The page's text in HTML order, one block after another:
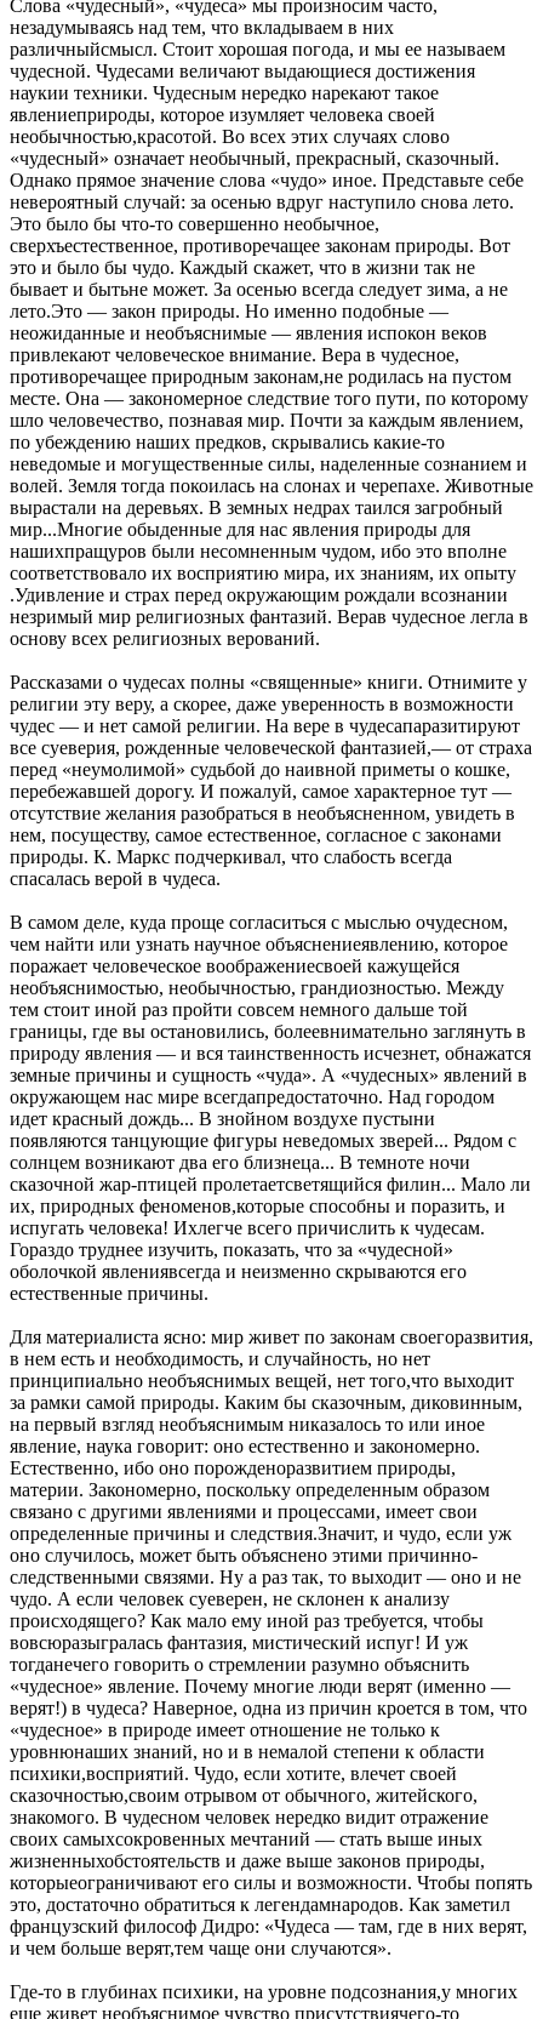
Слова «чудесный», «чудеса» мы произносим часто,
незадумываясь над тем, что вкладываем в них
различныйсмысл. Стоит хорошая погода, и мы ее называем
чудесной. Чудесами величают выдающиеся достижения
наукии техники. Чудесным нередко нарекают такое
явлениеприроды, которое изумляет человека своей
необычностью,красотой. Во всех этих случаях слово
«чудесный» означает необычный, прекрасный, сказочный.
Однако прямое значение слова «чудо» иное. Представьте себе
невероятный случай: за осенью вдруг наступило снова лето.
Это было бы что-то совершенно необычное,
сверхъестественное, противоречащее законам природы. Вот
это и было бы чудо. Каждый скажет, что в жизни так не
бывает и бытьне может. За осенью всегда следует зима, а не
лето.Это — закон природы. Но именно подобные —
неожиданные и необъяснимые — явления испокон веков
привлекают человеческое внимание. Вера в чудесное,
противоречащее природным законам,не родилась на пустом
месте. Она — закономерное следствие того пути, по которому
шло человечество, познавая мир. Почти за каждым явлением,
по убеждению наших предков, скрывались какие-то
неведомые и могущественные силы, наделенные сознанием и
волей. Земля тогда покоилась на слонах и черепахе. Животные
вырастали на деревьях. В земных недрах таился загробный
мир...Многие обыденные для нас явления природы для
нашихпращуров были несомненным чудом, ибо это вполне
соответствовало их восприятию мира, их знаниям, их опыту
.Удивление и страх перед окружающим рождали всознании
незримый мир религиозных фантазий. Верав чудесное легла в
основу всех религиозных верований.
Рассказами о чудесах полны «священные» книги. Отнимите у
религии эту веру, а скорее, даже уверенность в возможности
чудес — и нет самой религии. На вере в чудесапаразитируют
все суеверия, рожденные человеческой фантазией,— от страха
перед «неумолимой» судьбой до наивной приметы о кошке,
перебежавшей дорогу. И пожалуй, самое характерное тут —
отсутствие желания разобраться в необъясненном, увидеть в
нем, посуществу, самое естественное, согласное с законами
природы. К. Маркс подчеркивал, что слабость всегда
спасалась верой в чудеса.
В самом деле, куда проще согласиться с мыслью очудесном,
чем найти или узнать научное объяснениеявлению, которое
поражает человеческое воображениесвоей кажущейся
необъяснимостью, необычностью, грандиозностью. Между
тем стоит иной раз пройти совсем немного дальше той
границы, где вы остановились, болеевнимательно заглянуть в
природу явления — и вся таинственность исчезнет, обнажатся
земные причины и сущность «чуда». А «чудесных» явлений в
окружающем нас мире всегдапредостаточно. Над городом
идет красный дождь... В знойном воздухе пустыни
появляются танцующие фигуры неведомых зверей... Рядом с
солнцем возникают два его близнеца... В темноте ночи
сказочной жар-птицей пролетаетсветящийся филин... Мало ли
их, природных феноменов,которые способны и поразить, и
испугать человека! Ихлегче всего причислить к чудесам.
Гораздо труднее изучить, показать, что за «чудесной»
оболочкой явлениявсегда и неизменно скрываются его
естественные причины.
Для материалиста ясно: мир живет по законам своегоразвития,
в нем есть и необходимость, и случайность, но нет
принципиально необъяснимых вещей, нет того,что выходит
за рамки самой природы. Каким бы сказочным, диковинным,
на первый взгляд необъяснимым никазалось то или иное
явление, наука говорит: оно естественно и закономерно.
Естественно, ибо оно порожденоразвитием природы,
материи. Закономерно, поскольку определенным образом
связано с другими явлениями и процессами, имеет свои
определенные причины и следствия.Значит, и чудо, если уж
оно случилось, может быть объяснено этими причинно-
следственными связями. Ну а раз так, то выходит — оно и не
чудо. А если человек суеверен, не склонен к анализу
происходящего? Как мало ему иной раз требуется, чтобы
вовсюразыгралась фантазия, мистический испуг! И уж
тогданечего говорить о стремлении разумно объяснить
«чудесное» явление. Почему многие люди верят (именно —
верят!) в чудеса? Наверное, одна из причин кроется в том, что
«чудесное» в природе имеет отношение не только к
уровнюнаших знаний, но и в немалой степени к области
психики,восприятий. Чудо, если хотите, влечет своей
сказочностью,своим отрывом от обычного, житейского,
знакомого. В чудесном человек нередко видит отражение
своих самыхсокровенных мечтаний — стать выше иных
жизненныхобстоятельств и даже выше законов природы,
которыеограничивают его силы и возможности. Чтобы попять
это, достаточно обратиться к легендамнародов. Как заметил
французский философ Дидро: «Чудеса — там, где в них верят,
и чем больше верят,тем чаще они случаются».
Где-то в глубинах психики, на уровне подсознания,у многих
еще живет необъяснимое чувство присутствиячего-то